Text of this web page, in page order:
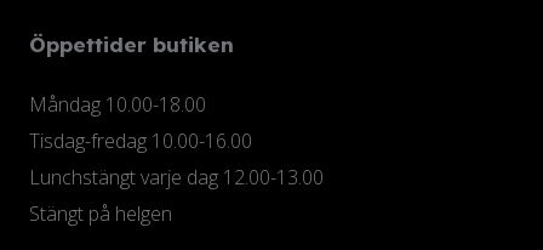
Öppettider butiken
Måndag 10.00-18.00
Tisdag-fredag 10.00-16.00
Lunchstängt varje dag 12.00-13.00
Stängt på helgen